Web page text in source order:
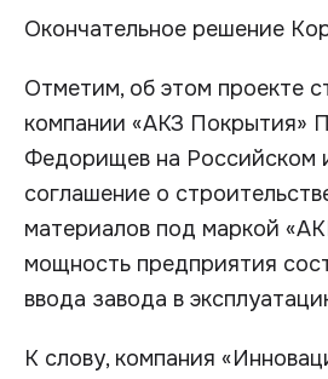
Окончательное решение
Отметим, об этом проекте
компании «АКЗ Покрытия»
Федорищев на Российском
соглашение о
материалов под маркой
мощность предприятия
ввода завода в
К слову, компания